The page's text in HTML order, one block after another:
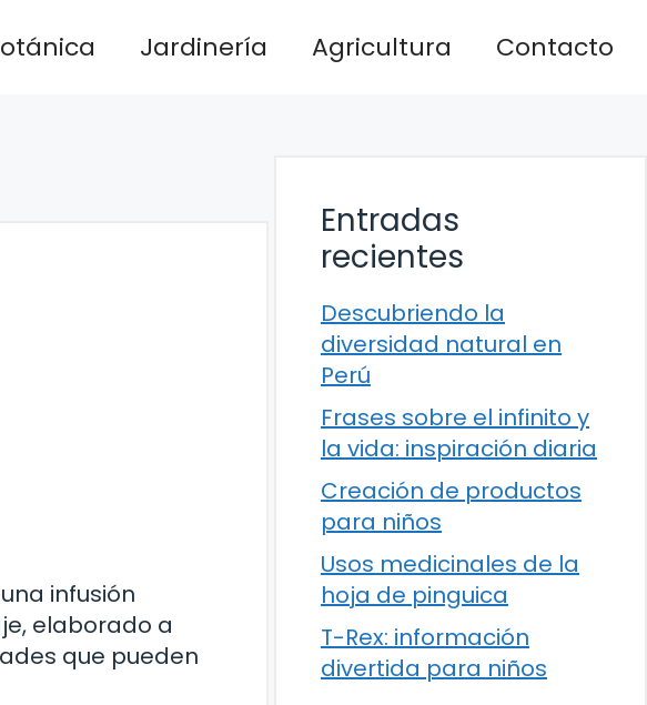
Jardinería Agricultura Contacto
infusión
elaborado a
que pueden
Entradas
recientes
Descubriendo la
diversidad natural en
Perú
Frases sobre el infinito y
la vida: inspiración diaria
Creación de productos
para niños
Usos medicinales de la
hoja de pinguica
T-Rex: información
divertida para niños